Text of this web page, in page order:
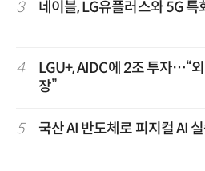
3 네이블, LG유플러스와 5G 특
4
LGU+, AIDC에 2조 투자…“
장”
5 국산 AI 반도체로 피지컬 AI